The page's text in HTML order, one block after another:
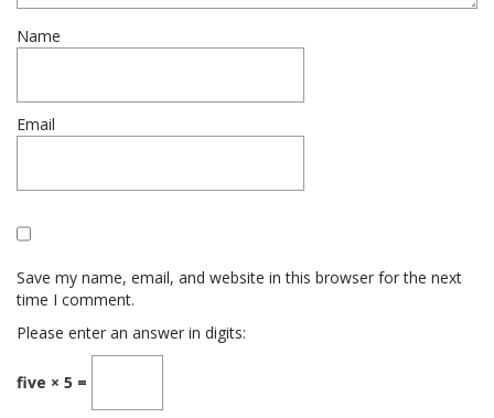
Name
Email
Save my name, email, and website in this browser for the next
time I comment.
Please enter an answer in digits:
five × 5 =